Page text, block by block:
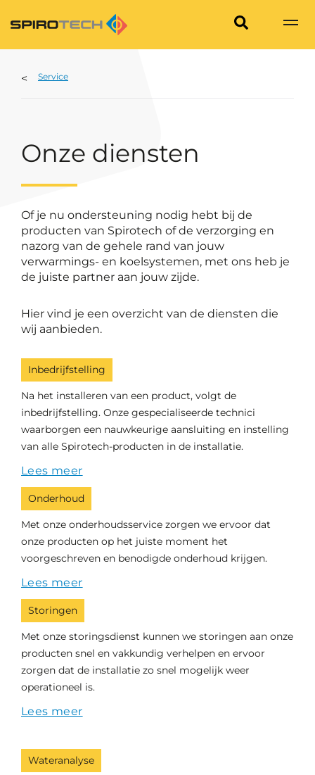
Service
Onze diensten
Of je nu ondersteuning nodig hebt bij de
producten van Spirotech of de verzorging en
nazorg van de gehele rand van jouw
verwarmings- en koelsystemen, met ons heb je
de juiste partner aan jouw zijde.
Hier vind je een overzicht van de diensten die
wij aanbieden.
Inbedrijfstelling
Na het installeren van een product, volgt de
inbedrijfstelling. Onze gespecialiseerde technici
waarborgen een nauwkeurige aansluiting en instelling
van alle Spirotech-producten in de installatie.
Lees meer
Onderhoud
Met onze onderhoudsservice zorgen we ervoor dat
onze producten op het juiste moment het
voorgeschreven en benodigde onderhoud krijgen.
Lees meer
Storingen
Met onze storingsdienst kunnen we storingen aan onze
producten snel en vakkundig verhelpen en ervoor
zorgen dat de installatie zo snel mogelijk weer
operationeel is.
Lees meer
Wateranalyse